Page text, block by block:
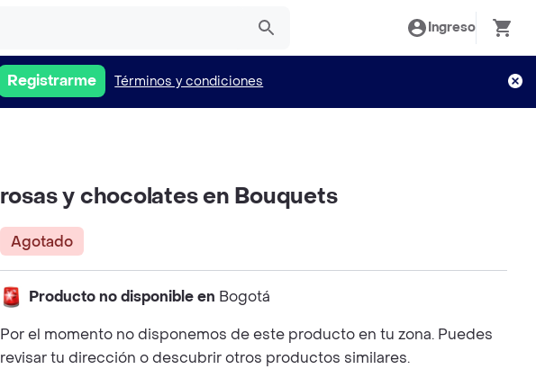
Ingreso
Registrarme Términos y condiciones
rosas y chocolates en Bouquets
Agotado
Producto no disponible en Bogotá
Por el momento no disponemos de este producto en tu zona. Puedes
revisar tu dirección o descubrir otros productos similares.